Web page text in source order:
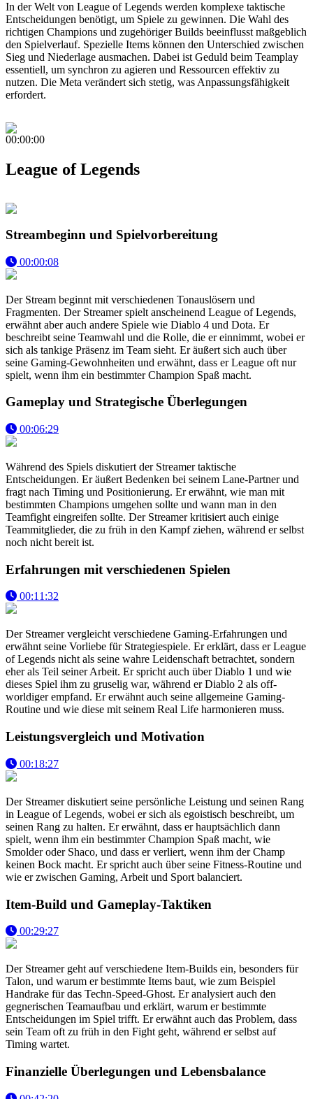
In der Welt von League of Legends werden komplexe taktische
Entscheidungen benötigt, um Spiele zu gewinnen. Die Wahl des
richtigen Champions und zugehöriger Builds beeinflusst maßgeblich
den Spielverlauf. Spezielle Items können den Unterschied zwischen
Sieg und Niederlage ausmachen. Dabei ist Geduld beim Teamplay
essentiell, um synchron zu agieren und Ressourcen effektiv zu
nutzen. Die Meta verändert sich stetig, was Anpassungsfähigkeit
erfordert.
00:00:00
League of Legends
Streambeginn und Spielvorbereitung
00:00:08
Der Stream beginnt mit verschiedenen Tonauslösern und
Fragmenten. Der Streamer spielt anscheinend League of Legends,
erwähnt aber auch andere Spiele wie Diablo 4 und Dota. Er
beschreibt seine Teamwahl und die Rolle, die er einnimmt, wobei er
sich als tankige Präsenz im Team sieht. Er äußert sich auch über
seine Gaming-Gewohnheiten und erwähnt, dass er League oft nur
spielt, wenn ihm ein bestimmter Champion Spaß macht.
Gameplay und Strategische Überlegungen
00:06:29
Während des Spiels diskutiert der Streamer taktische
Entscheidungen. Er äußert Bedenken bei seinem Lane-Partner und
fragt nach Timing und Positionierung. Er erwähnt, wie man mit
bestimmten Champions umgehen sollte und wann man in den
Teamfight eingreifen sollte. Der Streamer kritisiert auch einige
Teammitglieder, die zu früh in den Kampf ziehen, während er selbst
noch nicht bereit ist.
Erfahrungen mit verschiedenen Spielen
00:11:32
Der Streamer vergleicht verschiedene Gaming-Erfahrungen und
erwähnt seine Vorliebe für Strategiespiele. Er erklärt, dass er League
of Legends nicht als seine wahre Leidenschaft betrachtet, sondern
eher als Teil seiner Arbeit. Er spricht auch über Diablo 1 und wie
dieses Spiel ihm zu gruselig war, während er Diablo 2 als off-
worldiger empfand. Er erwähnt auch seine allgemeine Gaming-
Routine und wie diese mit seinem Real Life harmonieren muss.
Leistungsvergleich und Motivation
00:18:27
Der Streamer diskutiert seine persönliche Leistung und seinen Rang
in League of Legends, wobei er sich als egoistisch beschreibt, um
seinen Rang zu halten. Er erwähnt, dass er hauptsächlich dann
spielt, wenn ihm ein bestimmter Champion Spaß macht, wie
Smolder oder Shaco, und dass er verliert, wenn ihm der Champ
keinen Bock macht. Er spricht auch über seine Fitness-Routine und
wie er zwischen Gaming, Arbeit und Sport balanciert.
Item-Build und Gameplay-Taktiken
00:29:27
Der Streamer geht auf verschiedene Item-Builds ein, besonders für
Talon, und warum er bestimmte Items baut, wie zum Beispiel
Handrake für das Techn-Speed-Ghost. Er analysiert auch den
gegnerischen Teamaufbau und erklärt, warum er bestimmte
Entscheidungen im Spiel trifft. Er erwähnt auch das Problem, dass
sein Team oft zu früh in den Fight geht, während er selbst auf
Timing wartet.
Finanzielle Überlegungen und Lebensbalance